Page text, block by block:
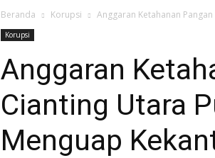
Beranda Korupsi Anggaran Ketahanan
Korupsi
Anggaran
Cianting Utara
Menguap